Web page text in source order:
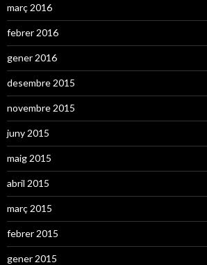
març 2016
febrer 2016
gener 2016
desembre 2015
novembre 2015
juny 2015
maig 2015
abril 2015
març 2015
febrer 2015
gener 2015